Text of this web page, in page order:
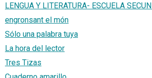
LENGUA Y LITERATURA- ESCUELA
engronsant el món
Sólo una palabra tuya
La hora del lector
Tres Tizas